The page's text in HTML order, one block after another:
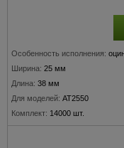
Особенность исполнения:
Ширина: 25 мм
Длина: 38 мм
Для моделей: AT2550
Комплект: 14000 шт.